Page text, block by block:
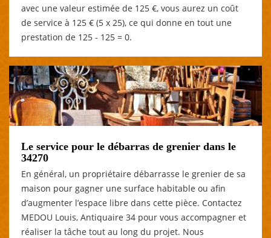
avec une valeur estimée de 125 €, vous aurez un coût
de service à 125 € (5 x 25), ce qui donne en tout une
prestation de 125 - 125 = 0.
Le service pour le débarras de grenier dans le
34270
En général, un propriétaire débarrasse le grenier de sa
maison pour gagner une surface habitable ou afin
d’augmenter l’espace libre dans cette pièce. Contactez
MEDOU Louis, Antiquaire 34 pour vous accompagner et
réaliser la tâche tout au long du projet. Nous